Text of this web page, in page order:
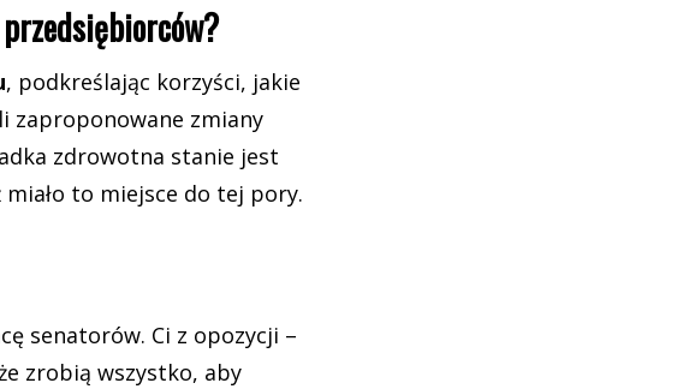
, podkreślając korzyści, jakie
zaproponowane zmiany
zdrowotna stanie jest
to miejsce do tej pory.
senatorów. Ci z opozycji –
zrobią wszystko, aby